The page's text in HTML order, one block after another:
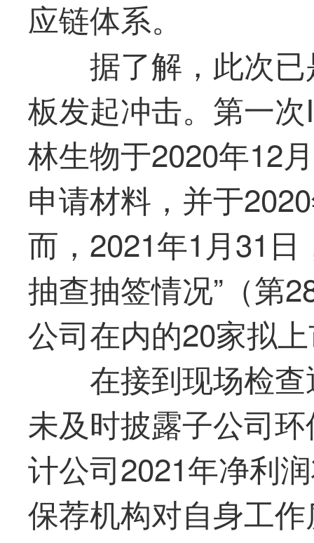
应链体系。
据了解，此次
板发起冲击。 第一
林生物于2020年12
申请材料，并于
而，2021年1月31日
抽查抽签情况”（第
公司在内的20家拟
在接到现场检
未及时披露子公司
计公司2021年净利
保荐机构对自身工